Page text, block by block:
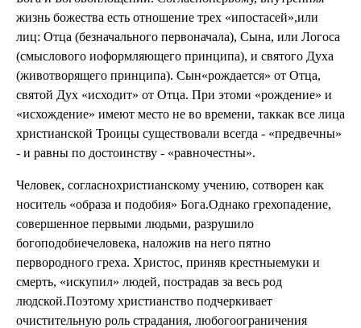
жизнь божества есть отношение трех «ипостасей»,или
лиц: Отца (безначального первоначала), Сына, или Логоса
(смыслового иоформляющего принципа), и святого Духа
(животворящего принципа). Сын«рождается» от Отца,
святой Дух «исходит» от Отца. При этоми «рождение» и
«исхождение» имеют место не во времени, таккак все лица
христианской Троицы существовали всегда - «предвечны»
- и равны по достоинству - «равночестны».
Человек, согласнохристианскому учению, сотворен как
носитель «образа и подобия» Бога.Однако грехопадение,
совершенное первыми людьми, разрушило
богоподобиечеловека, наложив на него пятно
первородного греха. Христос, приняв крестныемуки и
смерть, «искупил» людей, пострадав за весь род
людской.Поэтому христианство подчеркивает
очистительную роль страдания, любогоограничения